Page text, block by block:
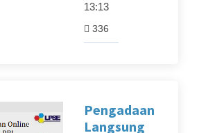
13:13
336
Pengadaan
Langsung